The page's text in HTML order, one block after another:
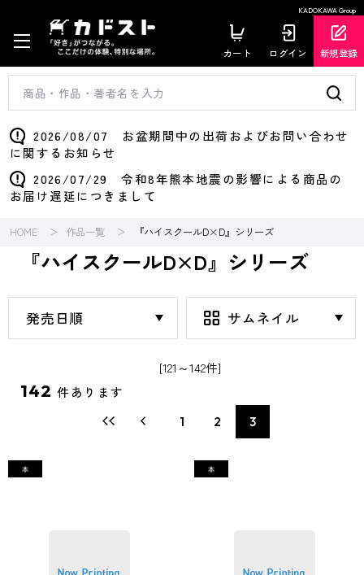
KADOKAWA Group
カート ログイン 新規登録
2026/08/07 お盆期間中の出荷およびお問い合わせ
に関するお知らせ
2026/07/29 令和8年熊本地震の影響による商品の
お届け遅延につきまして
HOME 作品一覧 『ハイスクールD×D』シリーズ
『ハイスクールD×D』シリーズ
[121～142件]
142 件あります
1 2 3